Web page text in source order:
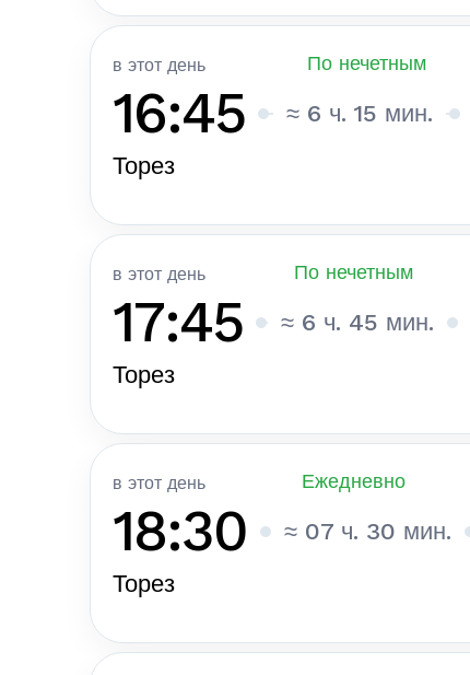
в этот день По нечетным
16:45 ≈ 6 ч. 15 мин.
Торез
в этот день По нечетным
17:45 ≈ 6 ч. 45 мин.
Торез
в этот день Ежедневно
18:30 ≈ 07 ч. 30 мин.
Торез